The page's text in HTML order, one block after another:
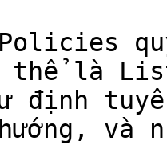
thể là
định
và